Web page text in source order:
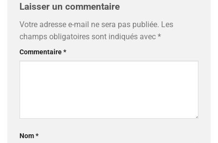
Laisser un commentaire
Votre adresse e-mail ne sera pas publiée. Les
champs obligatoires sont indiqués avec *
Commentaire*
Nom*